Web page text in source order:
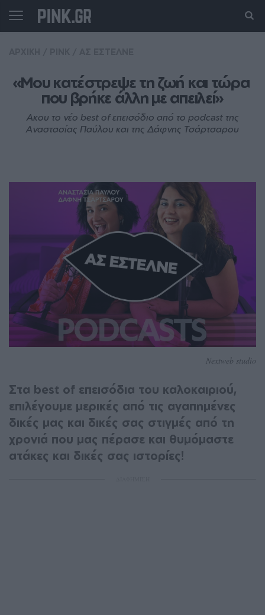
«Μου κατέστρεψε τη ζωή και τώρα
που βρήκε άλλη με απειλεί»
Ακου το νέο best of επεισόδιο από το podcast της
Αναστασίας Παύλου και της Δάφνης Τσάρτσαρου
Nextweb studio
Στα best of επεισόδια του καλοκαιριού,
επιλέγουμε μερικές από τις αγαπημένες
δικές μας και δικές σας στιγμές από τη
χρονιά που μας πέρασε και θυμόμαστε
ατάκες και δικές σας ιστορίες!